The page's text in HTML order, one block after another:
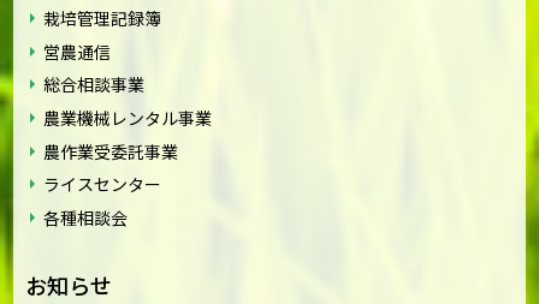
栽培管理記録簿
営農通信
総合相談事業
農業機械レンタル事業
農作業受委託事業
ライスセンター
各種相談会
お知らせ